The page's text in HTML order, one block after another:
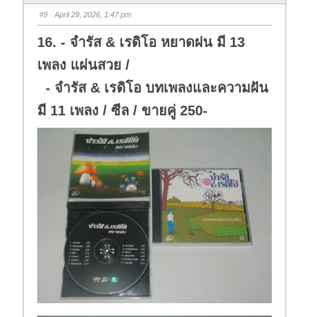
d
o
n
.
u
p
#9 · April 29, 2026, 1:47 pm
16. - จำรัส & เรดิโอ หยาดฝน มี 13
เพลง แผ่นสวย /
- จำรัส & เรดิโอ บทเพลงและความฝัน
มี 11 เพลง / ซีล / ขายคู่ 250-